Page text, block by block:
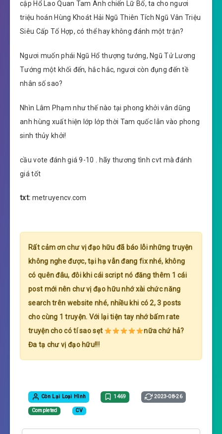
cập Hổ Lao Quan Tam Anh chiến Lữ Bố, ta cho ngươi
triệu hoán Hùng Khoát Hải Ngũ Thiên Tích Ngũ Vân Triệu
Siêu Cấp Tổ Hợp, có thể hay không đánh một trận?
Ngươi muốn phái Ngũ Hổ thượng tướng, Ngũ Tử Lương
Tướng một khối đến, hắc hắc, ngươi còn đụng đến tề
nhân số sao?
Nhìn Lâm Phạm như thế nào tại phong khởi vân dũng
anh hùng xuất hiện lớp lớp thời Tam quốc lẫn vào phong
sinh thủy khởi!
cầu vote đánh giá 9-10 . hãy thương tình cvt mà đánh
giá tốt
txt: metruyencv.com
Rất cảm ơn chư vị đạo hữu đã báo lỗi những truyện
không nghe được, tại hạ vẫn đang fix nhé, không
có quên đâu, đôi khi cái script nó đăng thêm 1 cái
post mới nên chư vị đạo hữu nhớ xài chức năng
search trên website nhé, nhiều khi có 2, 3 posts
cho cùng 1 truyện. Với lại tiện tay nhớ bấm rate
truyện cho có tí sao sẹt
nữa chứ hả?
Đa tạ chư vị đạo hữu!!!
Còn Lại Loại Hình 1469 2023-08-26
Completed CV